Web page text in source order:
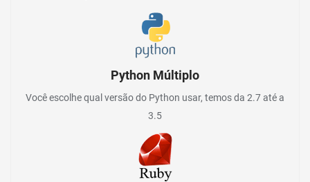
Python Múltiplo
Você escolhe qual versão do Python usar, temos da 2.7 até a
3.5